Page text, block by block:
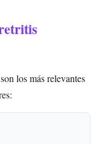
los más relevantes